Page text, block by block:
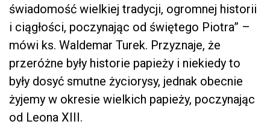
świadomość wielkiej tradycji, ogromnej historii
i ciągłości, poczynając od świętego Piotra” –
mówi ks. Waldemar Turek. Przyznaje, że
przeróżne były historie papieży i niekiedy to
były dosyć smutne życiorysy, jednak obecnie
żyjemy w okresie wielkich papieży, poczynając
od Leona XIII.